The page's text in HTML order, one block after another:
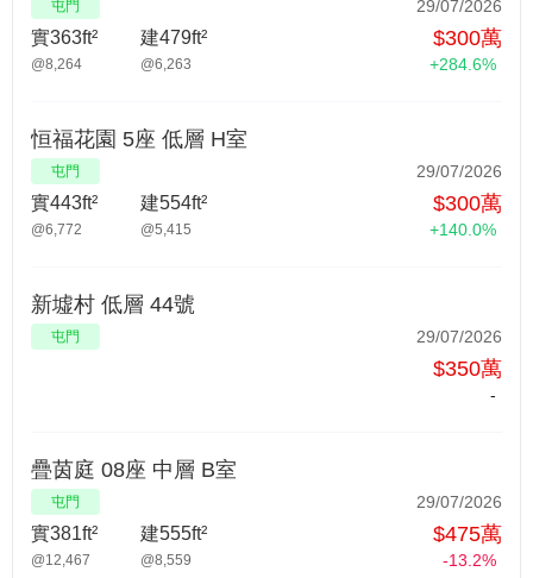
29/07/2026
屯門
$300萬
實363ft²
@8,264
建479ft²
@6,263 +284.6%
29/07/2026
屯門
恒福花園 5座 低層 H室
$300萬
實443ft²
@6,772
建554ft²
@5,415 +140.0%
29/07/2026
屯門
新墟村 低層 44號
$350萬
-
29/07/2026
屯門
疊茵庭 08座 中層 B室
$475萬
實381ft²
@12,467
建555ft²
@8,559 -13.2%